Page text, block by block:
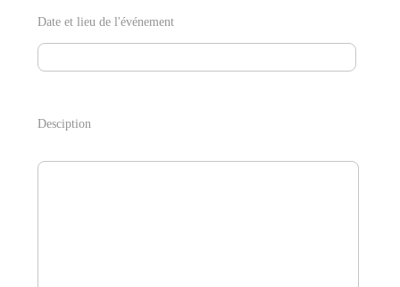
Date et lieu de l'événement
Desciption